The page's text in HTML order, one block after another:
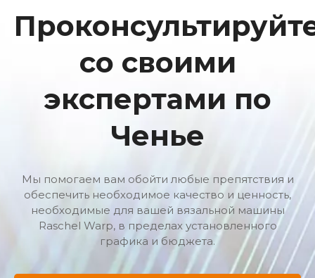
со своими
экспертами по
Ченье
Мы помогаем вам обойти любые препятствия и
обеспечить необходимое качество и ценность,
необходимые для вашей вязальной машины
Raschel Warp, в пределах установленного
графика и бюджета.